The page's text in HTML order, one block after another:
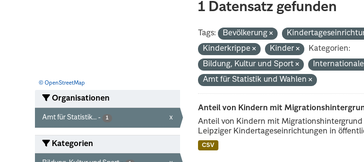
© OpenStreetMap
Organisationen
Amt für Statistik... - 1 x
Kategorien
1 Datensatz gefunden
Tags: Bevölkerung
Kinderkrippe
Kinder
Kategorien:
Bildung, Kultur und Sport
Amt für Statistik und Wahlen
Anteil von Kindern mit
Anteil von Kindern mit
Leipziger Kindertageseinrichtungen in
CSV